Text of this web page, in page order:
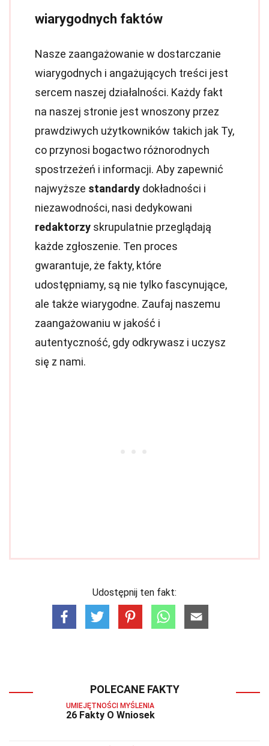
wiarygodnych faktów
Nasze zaangażowanie w dostarczanie
wiarygodnych i angażujących treści jest
sercem naszej działalności. Każdy fakt
na naszej stronie jest wnoszony przez
prawdziwych użytkowników takich jak Ty,
co przynosi bogactwo różnorodnych
spostrzeżeń i informacji. Aby zapewnić
najwyższe standardy dokładności i
niezawodności, nasi dedykowani
redaktorzy skrupulatnie przeglądają
każde zgłoszenie. Ten proces
gwarantuje, że fakty, które
udostępniamy, są nie tylko fascynujące,
ale także wiarygodne. Zaufaj naszemu
zaangażowaniu w jakość i
autentyczność, gdy odkrywasz i uczysz
się z nami.
Udostępnij ten fakt:
POLECANE FAKTY
UMIEJĘTNOŚCI MYŚLENIA
26 Fakty O Wniosek